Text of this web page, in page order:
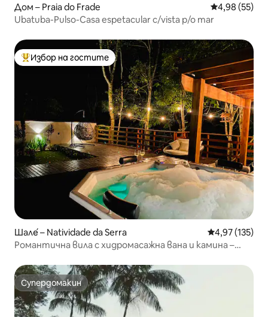
Дом – Praia do Frade Средна
4,98 (55)
Ubatuba-Pulso-Casa espetacular c/vista p/o mar
Най-популярен избор на гостите
Избор на гостите
Шале́ – Natividade da Serra Средна
4,97 (135)
Романтична вила с хидромасажна вана и камина –
Супердомакин
Супердомакин